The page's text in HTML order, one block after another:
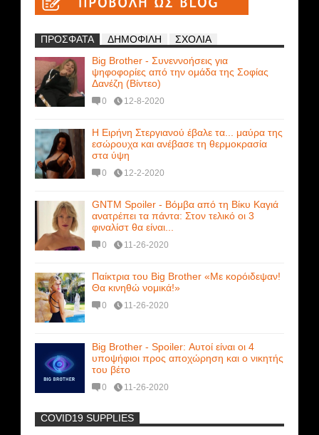
ΠΡΟΣΦΑΤΑ ΔΗΜΟΦΙΛΗ
ΣΧΟΛΙΑ
Big Brother - Συνεννοήσεις για
ψηφοφορίες από την ομάδα της Σοφίας
Δανέζη (Βίντεο)
0 12-8-2020
Η Ειρήνη Στεργιανού έβαλε τα... μαύρα της
εσώρουχα και ανέβασε τη θερμοκρασία
στα ύψη
0 12-2-2020
GNTM Spoiler - Βόμβα από τη Βίκυ Καγιά
ανατρέπει τα πάντα: Στον τελικό οι 3
φιναλίστ θα είναι...
0 11-26-2020
Παίκτρια του Big Brother «Με κορόιδεψαν!
Θα κινηθώ νομικά!»
0 11-26-2020
Big Brother - Spoiler: Αυτοί είναι οι 4
υποψήφιοι προς αποχώρηση και ο νικητής
του βέτο
0 11-26-2020
-
COVID19 SUPPLIES